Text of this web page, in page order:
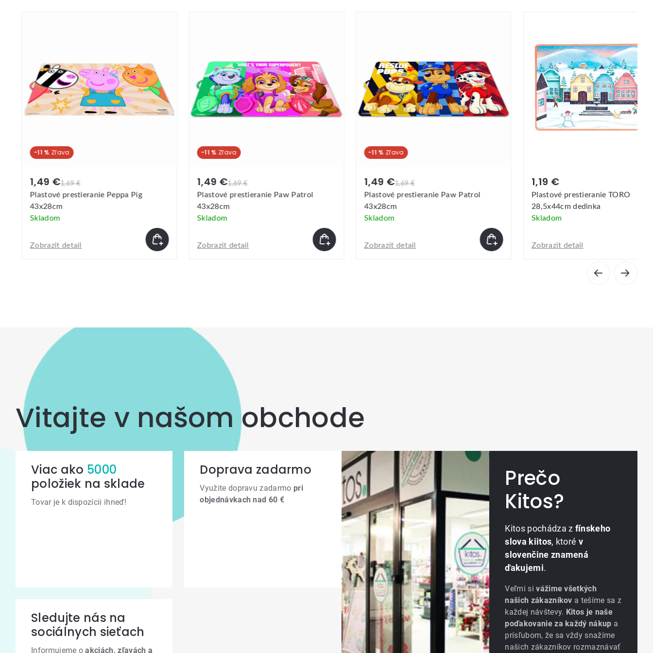
-11 %
1,69 €
1,49 €
Plastové prestieranie Peppa Pig
43x28cm
Skladom
Zobrazit detail
-11 %
1,69 €
1,49 €
Plastové prestieranie Paw Patrol
43x28cm
Skladom
Zobrazit detail
-11 %
1,69 €
1,49 €
Plastové prestieranie Paw Patrol
43x28cm
Skladom
Zobrazit detail
1,19 €
Plastové prestieranie TORO
28,5x44cm dedinka
Skladom
Zobrazit detail
Vitajte v našom obchode
Viac ako 5000
položiek na sklade
Tovar je k dispozícii ihneď!
Doprava zadarmo
Využite dopravu zadarmo pri
objednávkach nad 60 €
Sledujte nás na
sociálnych sieťach
Informujeme oakciách, zľavách a
Prečo
Kitos?
Kitos pochádza z fínskeho
slova kiitos, ktoré v
slovenčine znamená
ďakujemi.
Veľmi sivážime všetkých
našich zákazníkov a tešíme sa z
každej návštevy. Kitos je naše
poďakovanie za každý nákup a
prísľubom, že sa vždy snažíme
našich zákazníkov rozmaznávať